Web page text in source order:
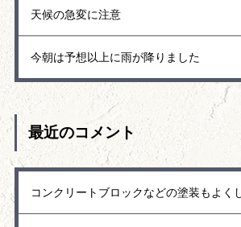
天候の急変に注意
今朝は予想以上に雨が降りました
最近のコメント